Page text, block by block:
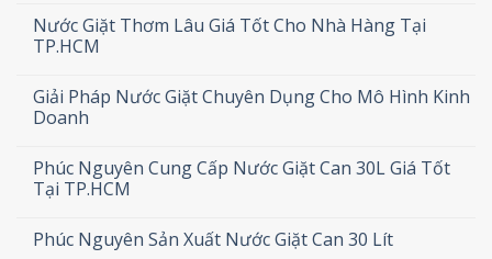
Nước Giặt Thơm Lâu Giá Tốt Cho Nhà Hàng Tại
TP.HCM
Giải Pháp Nước Giặt Chuyên Dụng Cho Mô Hình Kinh
Doanh
Phúc Nguyên Cung Cấp Nước Giặt Can 30L Giá Tốt
Tại TP.HCM
Phúc Nguyên Sản Xuất Nước Giặt Can 30 Lít